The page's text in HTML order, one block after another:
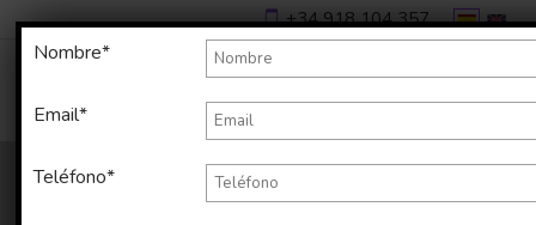
+34 918 104 357
Nombre*
Email*
Teléfono*